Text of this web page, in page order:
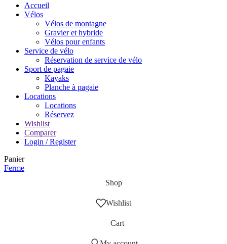
Accueil
Vélos
Vélos de montagne
Gravier et hybride
Vélos pour enfants
Service de vélo
Réservation de service de vélo
Sport de pagaie
Kayaks
Planche à pagaie
Locations
Locations
Réservez
Wishlist
Comparer
Login / Register
Panier
Ferme
Shop
Wishlist
Cart